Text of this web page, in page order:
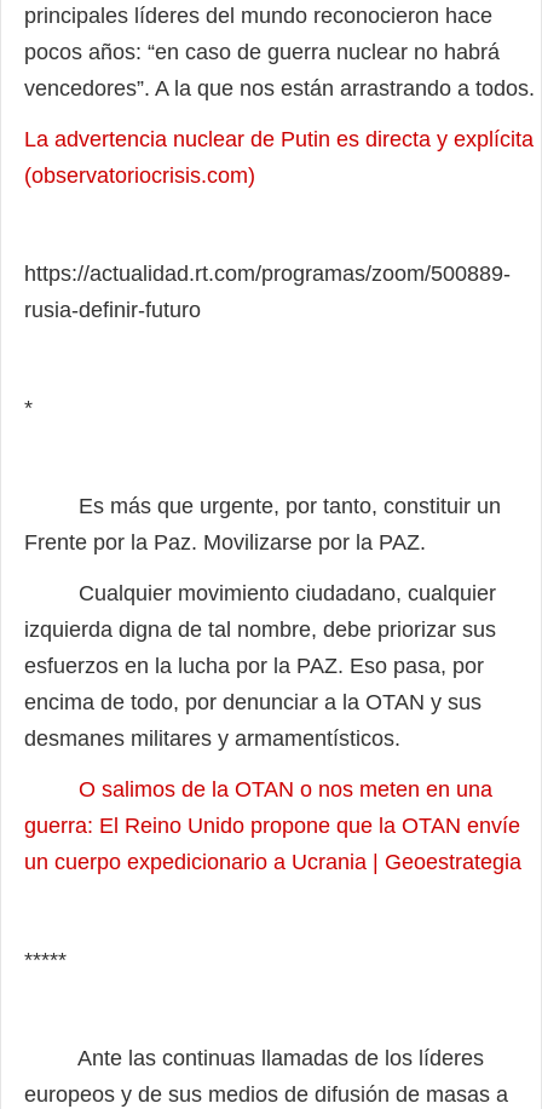
principales líderes del mundo reconocieron hace
pocos años: “en caso de guerra nuclear no habrá
vencedores”. A la que nos están arrastrando a todos.
La advertencia nuclear de Putin es directa y explícita
(observatoriocrisis.com)
https://actualidad.rt.com/programas/zoom/500889-
rusia-definir-futuro
*
Es más que urgente, por tanto, constituir un
Frente por la Paz. Movilizarse por la PAZ.
Cualquier movimiento ciudadano, cualquier
izquierda digna de tal nombre, debe priorizar sus
esfuerzos en la lucha por la PAZ. Eso pasa, por
encima de todo, por denunciar a la OTAN y sus
desmanes militares y armamentísticos.
O salimos de la OTAN o nos meten en una
guerra: El Reino Unido propone que la OTAN envíe
un cuerpo expedicionario a Ucrania | Geoestrategia
*****
Ante las continuas llamadas de los líderes
europeos y de sus medios de difusión de masas a